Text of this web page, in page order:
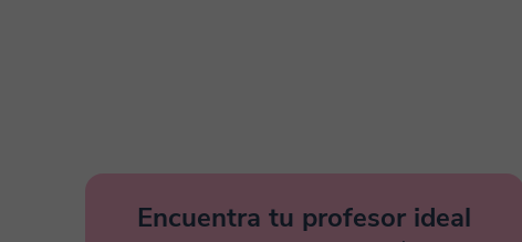
Encuentra tu profesor ideal